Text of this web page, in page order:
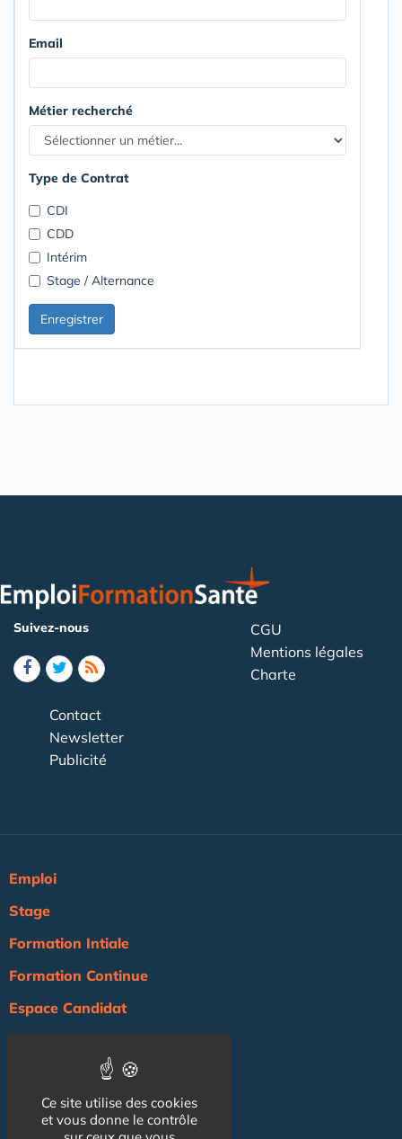
Email
Métier recherché
Type de Contrat
CDI
CDD
Intérim
Stage / Alternance
Suivez-nous
CGU
Mentions légales
Charte
Contact
Newsletter
Publicité
Emploi
Stage
Formation Intiale
Formation Continue
Espace Candidat
AgendaCe site utilise des cookies
et vous donne le contrôle